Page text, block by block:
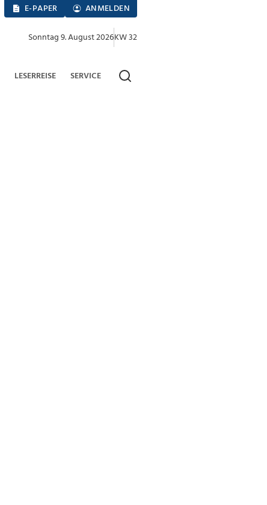
E-PAPER ANMELDEN
Sonntag 9. August 2026KW 32
LESERREISE SERVICE